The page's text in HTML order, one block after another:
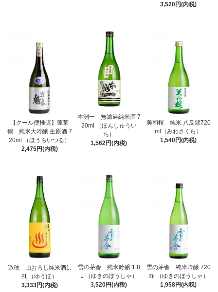
3,520円(内税)
【クール便推奨】蓬莱
鶴 純米大吟醸 生原酒 7
20ml （ほうらいつる）
2,475円(内税)
本洲一 無濾過純米酒 7
20ml （ほんしゅうい
ち）
1,562円(内税)
美和桜 純米 八反錦720
ml（みわさくら）
1,540円(内税)
遊穂 山おろし純米酒1.
8L（ゆうほ）
3,333円(内税)
雪の茅舎 純米吟醸 1.8
L （ゆきのぼうしゃ）
3,520円(内税)
雪の茅舎 純米吟醸 720
ml （ゆきのぼうしゃ）
1,958円(内税)